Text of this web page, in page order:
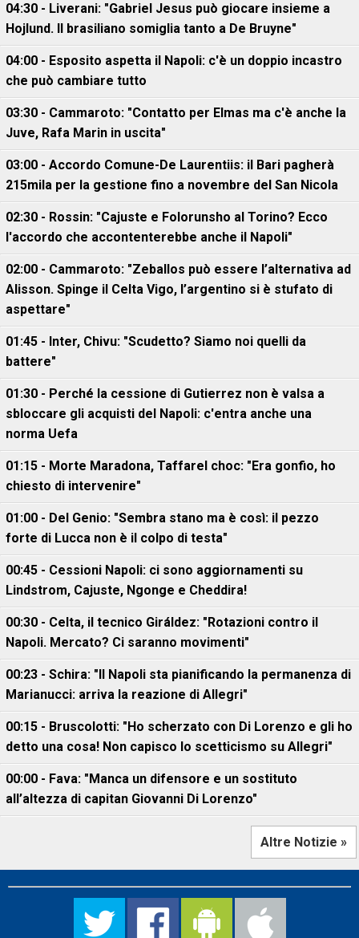
04:30 - Liverani: "Gabriel Jesus può giocare insieme a
Hojlund. Il brasiliano somiglia tanto a De Bruyne"
04:00 - Esposito aspetta il Napoli: c'è un doppio incastro
che può cambiare tutto
03:30 - Cammaroto: "Contatto per Elmas ma c'è anche la
Juve, Rafa Marin in uscita"
03:00 - Accordo Comune-De Laurentiis: il Bari pagherà
215mila per la gestione fino a novembre del San Nicola
02:30 - Rossin: "Cajuste e Folorunsho al Torino? Ecco
l'accordo che accontenterebbe anche il Napoli"
02:00 - Cammaroto: "Zeballos può essere l’alternativa ad
Alisson. Spinge il Celta Vigo, l’argentino si è stufato di
aspettare"
01:45 - Inter, Chivu: "Scudetto? Siamo noi quelli da
battere"
01:30 - Perché la cessione di Gutierrez non è valsa a
sbloccare gli acquisti del Napoli: c'entra anche una
norma Uefa
01:15 - Morte Maradona, Taffarel choc: "Era gonfio, ho
chiesto di intervenire"
01:00 - Del Genio: "Sembra stano ma è così: il pezzo
forte di Lucca non è il colpo di testa"
00:45 - Cessioni Napoli: ci sono aggiornamenti su
Lindstrom, Cajuste, Ngonge e Cheddira!
00:30 - Celta, il tecnico Giráldez: "Rotazioni contro il
Napoli. Mercato? Ci saranno movimenti"
00:23 - Schira: "Il Napoli sta pianificando la permanenza di
Marianucci: arriva la reazione di Allegri"
00:15 - Bruscolotti: "Ho scherzato con Di Lorenzo e gli ho
detto una cosa! Non capisco lo scetticismo su Allegri"
00:00 - Fava: "Manca un difensore e un sostituto
all’altezza di capitan Giovanni Di Lorenzo"
Altre Notizie »